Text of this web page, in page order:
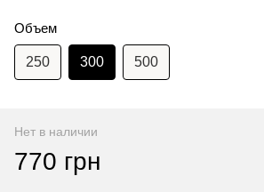
Объем
250 300 500
Нет в наличии
770 грн